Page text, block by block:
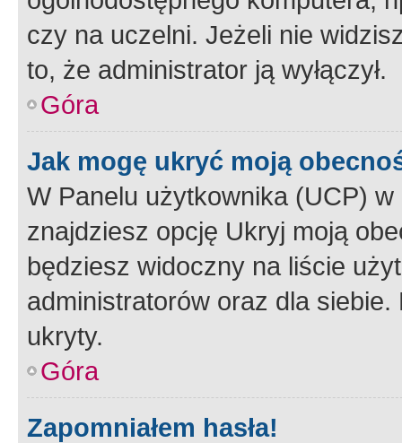
czy na uczelni. Jeżeli nie
to, że administrator ją wyłączył.
Góra
Jak mogę ukryć moją
W Panelu użytkownika (UCP) w
znajdziesz opcję Ukryj moją
będziesz widoczny na liście
administratorów oraz dla
ukryty.
Góra
Zapomniałem hasła!